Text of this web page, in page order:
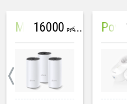
Mesh система TP-Link Deco M4 (3 устройства)
16000 руб